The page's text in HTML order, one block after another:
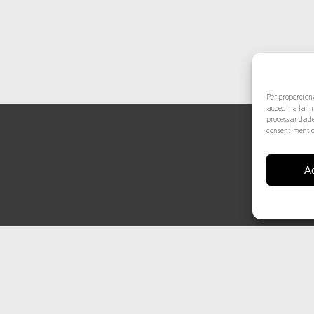
Per
accedir a la
processar
consentiment